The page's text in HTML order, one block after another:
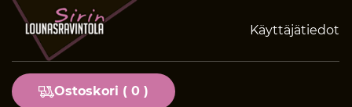
Käyttäjätiedot
Ostoskori ( 0 )